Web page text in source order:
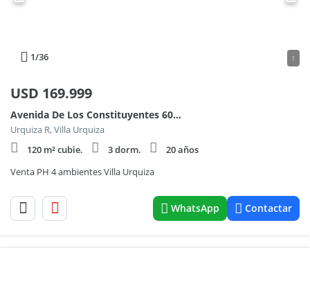
1/36 1
USD 169.999
Avenida De Los Constituyentes 6000
Urquiza R, Villa Urquiza
120 m² cubie.
3 dorm.
20 años
Venta PH 4 ambientes Villa Urquiza
WhatsApp Contactar